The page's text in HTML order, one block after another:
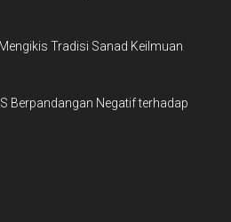
Tradisi Sanad Keilmuan
Berpandangan Negatif terhadap